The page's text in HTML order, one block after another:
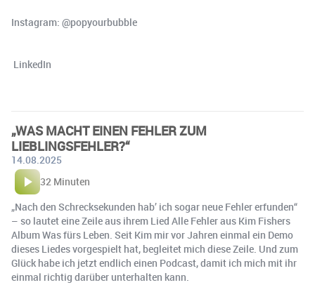
Instagram: ⁠@popyourbubble⁠
LinkedIn
„WAS MACHT EINEN FEHLER ZUM
LIEBLINGSFEHLER?“
14.08.2025
32 Minuten
„Nach den Schrecksekunden hab’ ich sogar neue Fehler erfunden“
– so lautet eine Zeile aus ihrem Lied Alle Fehler aus Kim Fishers
Album Was fürs Leben. Seit Kim mir vor Jahren einmal ein Demo
dieses Liedes vorgespielt hat, begleitet mich diese Zeile. Und zum
Glück habe ich jetzt endlich einen Podcast, damit ich mich mit ihr
einmal richtig darüber unterhalten kann.